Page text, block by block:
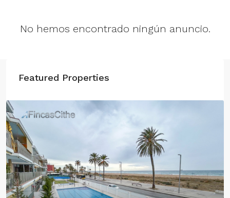
No hemos encontrado ningún anuncio.
Featured Properties